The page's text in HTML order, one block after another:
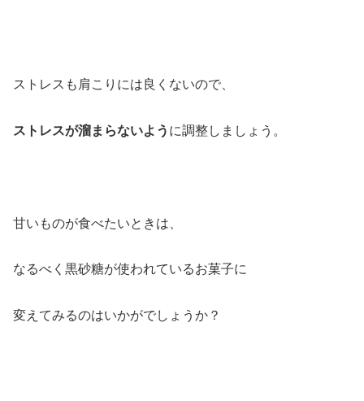
ストレスも肩こりには良くないので、
ストレスが溜まらないよう に調整しましょう。
甘いものが食べたいときは、
なるべく黒砂糖が使われているお菓子に
変えてみるのはいかがでしょうか？